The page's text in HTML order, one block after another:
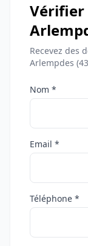
Vérifier
Recevez des
Arlempdes
Nom *
Email *
Téléphone *